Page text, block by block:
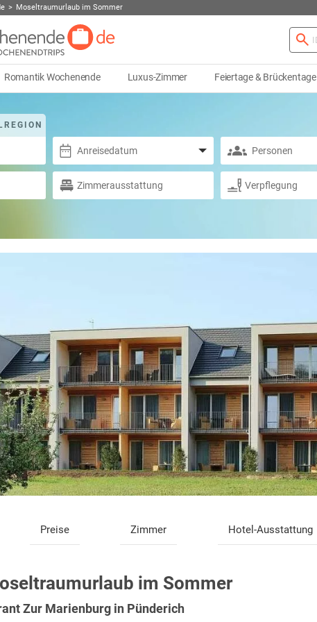
Moseltraumurlaub im Sommer
Romantik Wochenende Luxus-Zimmer Feiertage & Brückentage
Preise Zimmer Hotel-Ausstattung
im Sommer
Zur Marienburg in Pünderich